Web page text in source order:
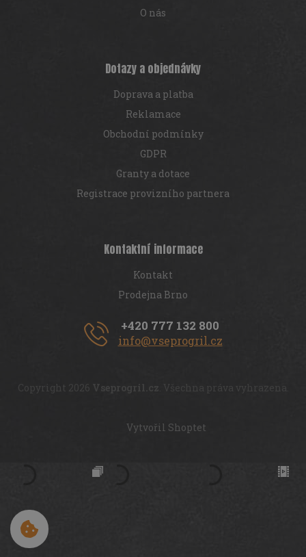
O nás
Dotazy a objednávky
Doprava a platba
Reklamace
Obchodní podmínky
GDPR
Granty a dotace
Registrace provizního partnera
Kontaktní informace
Kontakt
Prodejna Brno
+420 777 132 800
info@vseprogril.cz
Vytvořil Shoptet
Copyright 2026 Vseprogril.cz . Všechna práva vyhrazena.
Cookies